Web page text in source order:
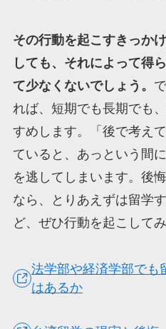
その行動を起こすきっか
しても、それによって得
て少なくないでしょう。
れば、短期でも長期でも
すめします。「後で考え
ていると、あっという間
を逃してしまいます。後
なら、とりあえずは留学
ど、ぜひ行動を起こして
法学部や経済学部でも
はあるか